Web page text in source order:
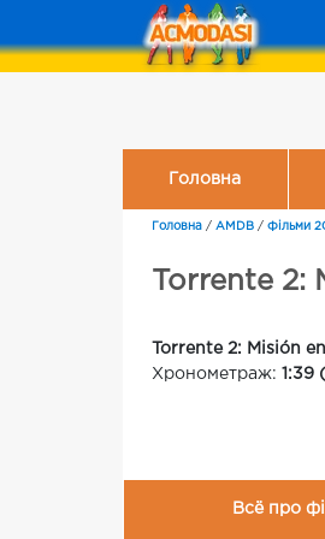
Головна
Головна / AMDB / Фільми
Torrente 2:
Torrente 2: Misión
Хронометраж: 1:39
Всё про